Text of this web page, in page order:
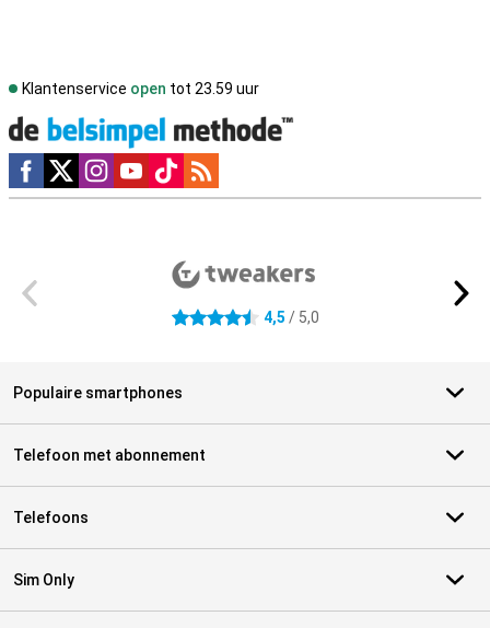
Klantenservice open tot 23.59 uur
Social media
4.5 sterren 4,5 / 5,0
Populaire smartphones
Telefoon met abonnement
Telefoons
Sim Only